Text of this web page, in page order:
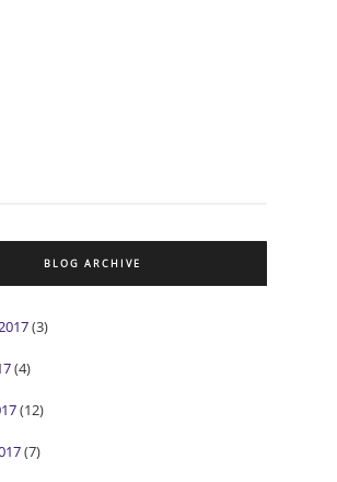
BLOG ARCHIVE
(3)
(4)
(12)
(7)